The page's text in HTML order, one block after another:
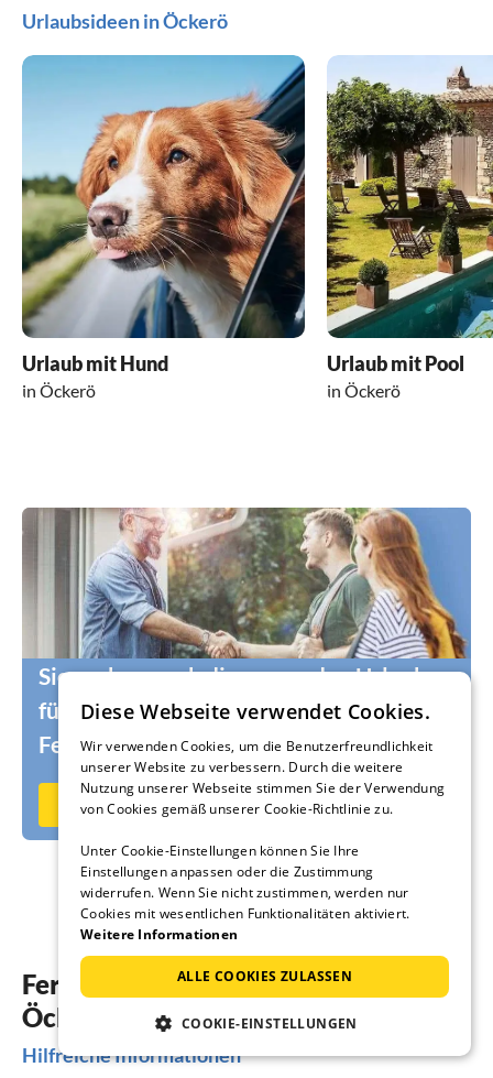
Urlaubsideen in Öckerö
Urlaub mit Hund
in Öckerö
Urlaub mit Pool
in Öckerö
Sie suchen noch die passenden Urlauber
für Ihr Ferienhaus oder Ihre
Ferienwohnung?
Jetzt auf Ferienhausmiete.de vermieten
Ferienhäuser & Ferienwohnungen in
Öckerö
Hilfreiche Informationen
Diese Webseite verwendet Cookies.
Wir verwenden Cookies, um die Benutzerfreundlichkeit
unserer Website zu verbessern. Durch die weitere
Nutzung unserer Webseite stimmen Sie der Verwendung
von Cookies gemäß unserer Cookie-Richtlinie zu.
Unter Cookie-Einstellungen können Sie Ihre
Einstellungen anpassen oder die Zustimmung
widerrufen. Wenn Sie nicht zustimmen, werden nur
Cookies mit wesentlichen Funktionalitäten aktiviert.
Weitere Informationen
ALLE COOKIES ZULASSEN
COOKIE-EINSTELLUNGEN